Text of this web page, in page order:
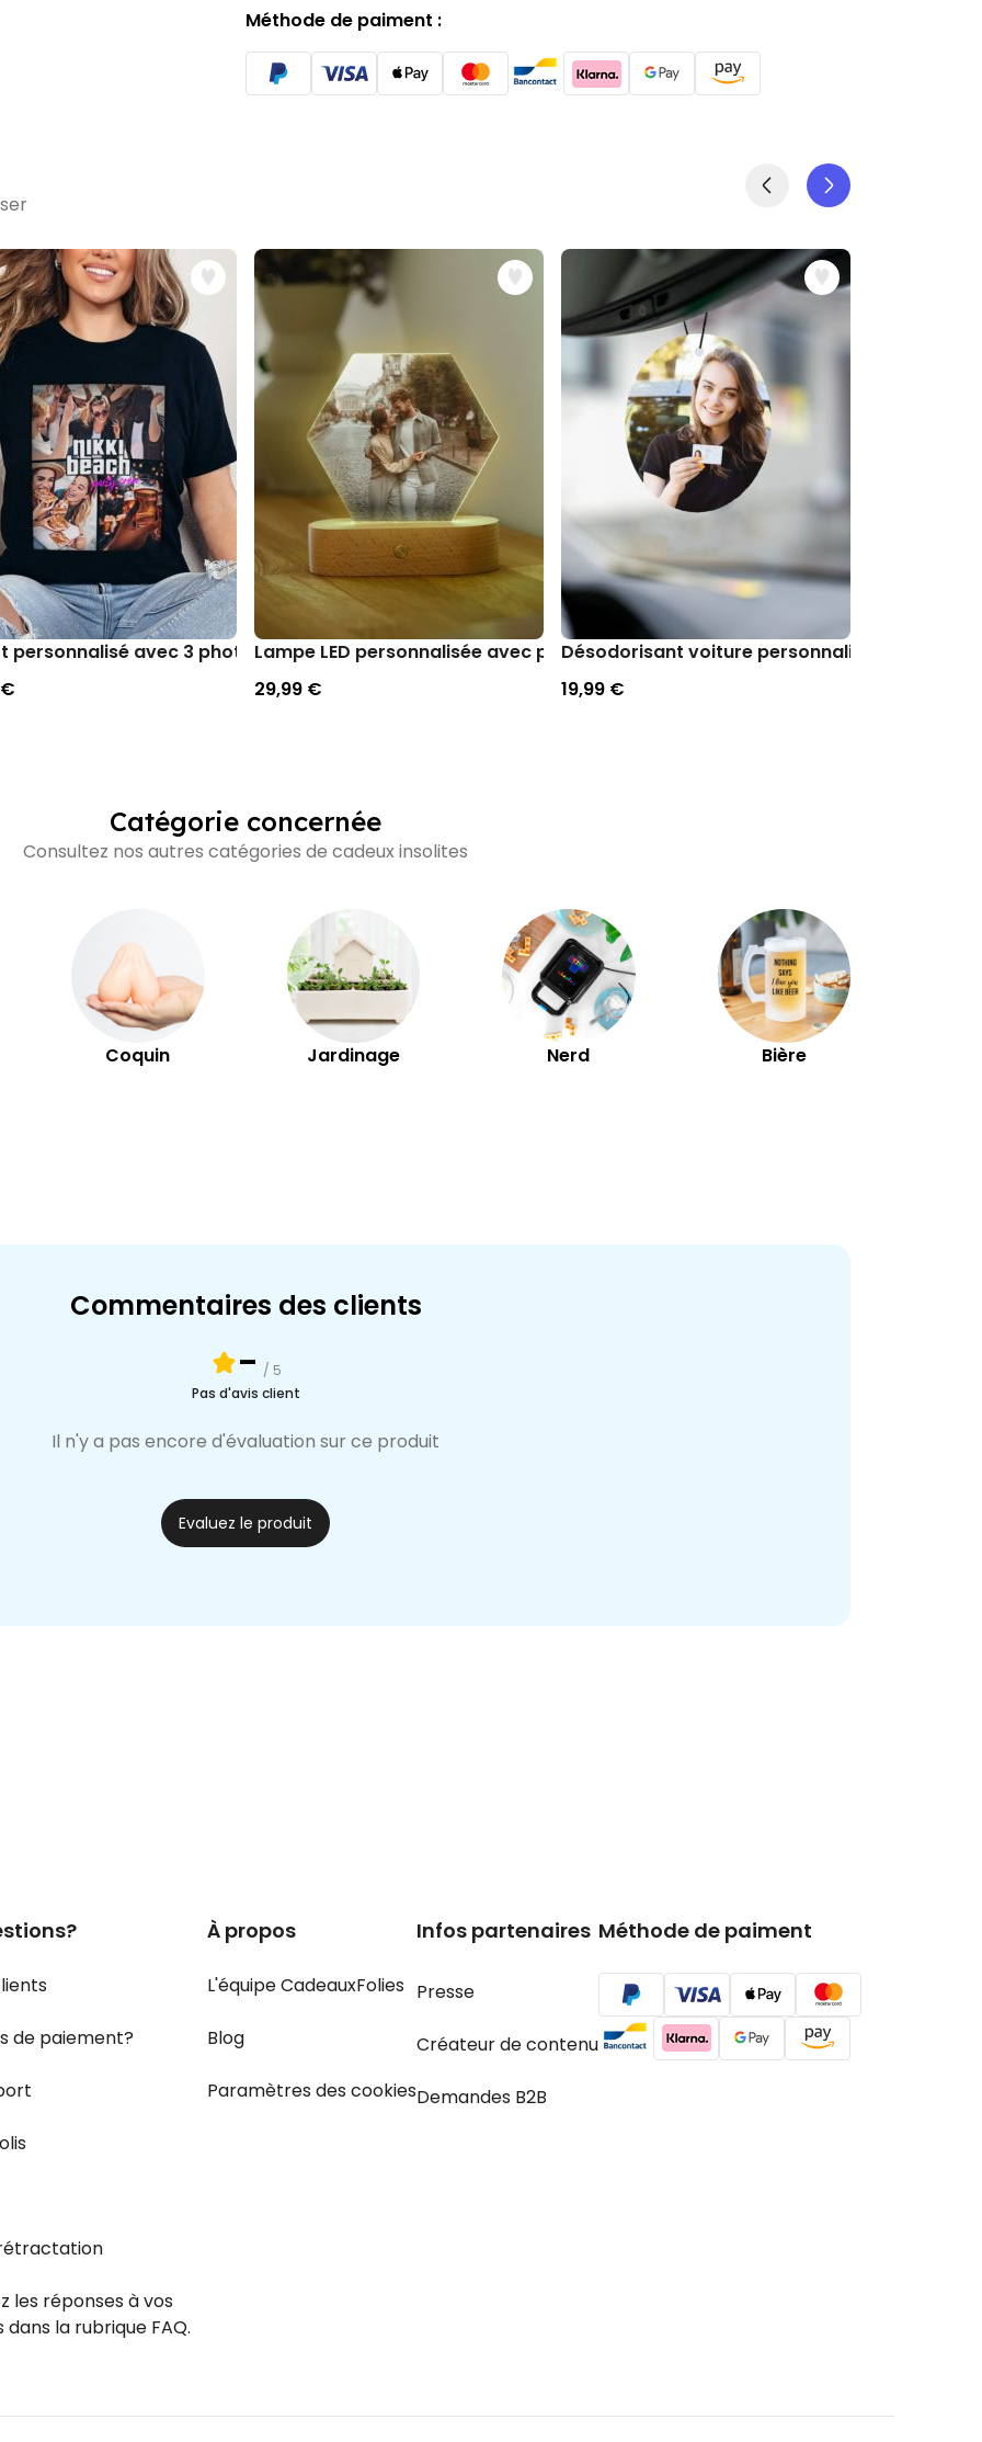
Méthode de paiment :
personnalisé avec 3 photos et texteLampe LED personnalisée avec photo
29,99 €
Désodorisant voiture personnalisé avec
19,99 €
Catégorie concernée
Consultez nos autres catégories de cadeux insolites
Coquin Jardinage Nerd Bière
Commentaires des clients
- / 5
Pas d'avis client
Il n'y a pas encore d'évaluation sur ce produit
Evaluez le produit
de paiement?
les réponses à vos
dans la rubrique FAQ.
À propos
L'équipe CadeauxFolies
Blog
Paramètres des cookies
Infos partenaires
Presse
Créateur de contenu
Demandes B2B
Méthode de paiment